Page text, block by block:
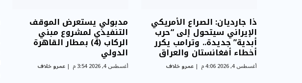
ذا جارديان: الصراع الأمريكي
الإيراني سيتحول إلى “حرب
أبدية” جديدة.. وترامب يكرر
أخطاء أفغانستان والعراق
أغسطس 4, 2026 4:06 م عمرو خلاف
مدبولي يستعرض الموقف
التنفيذي لمشروع مبني
الركاب (4) بمطار القاهرة
الدولي
أغسطس 4, 2026 3:54 م عمرو خلاف